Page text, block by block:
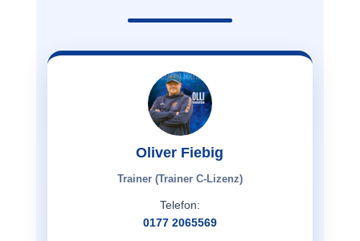
Oliver Fiebig
Trainer (Trainer C-Lizenz)
Telefon:
0177 2065569